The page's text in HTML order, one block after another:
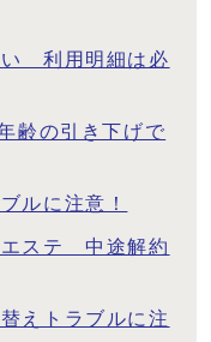
い 利用明細は必
齢の引き下げで
ルに注意！
エステ 中途解約
えトラブルに注